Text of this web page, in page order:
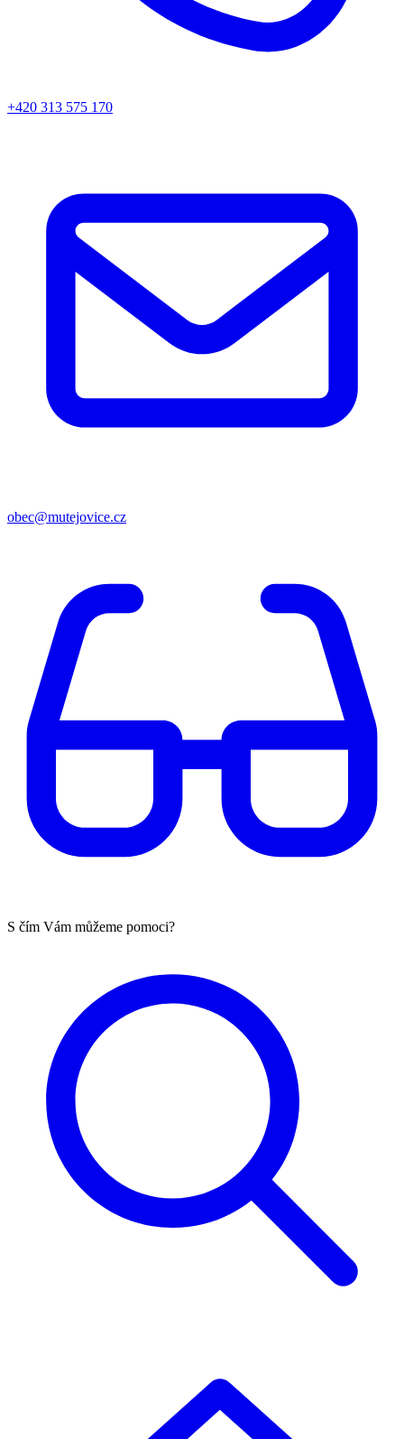
+420 313 575 170
obec@mutejovice.cz
S čím Vám můžeme pomoci?